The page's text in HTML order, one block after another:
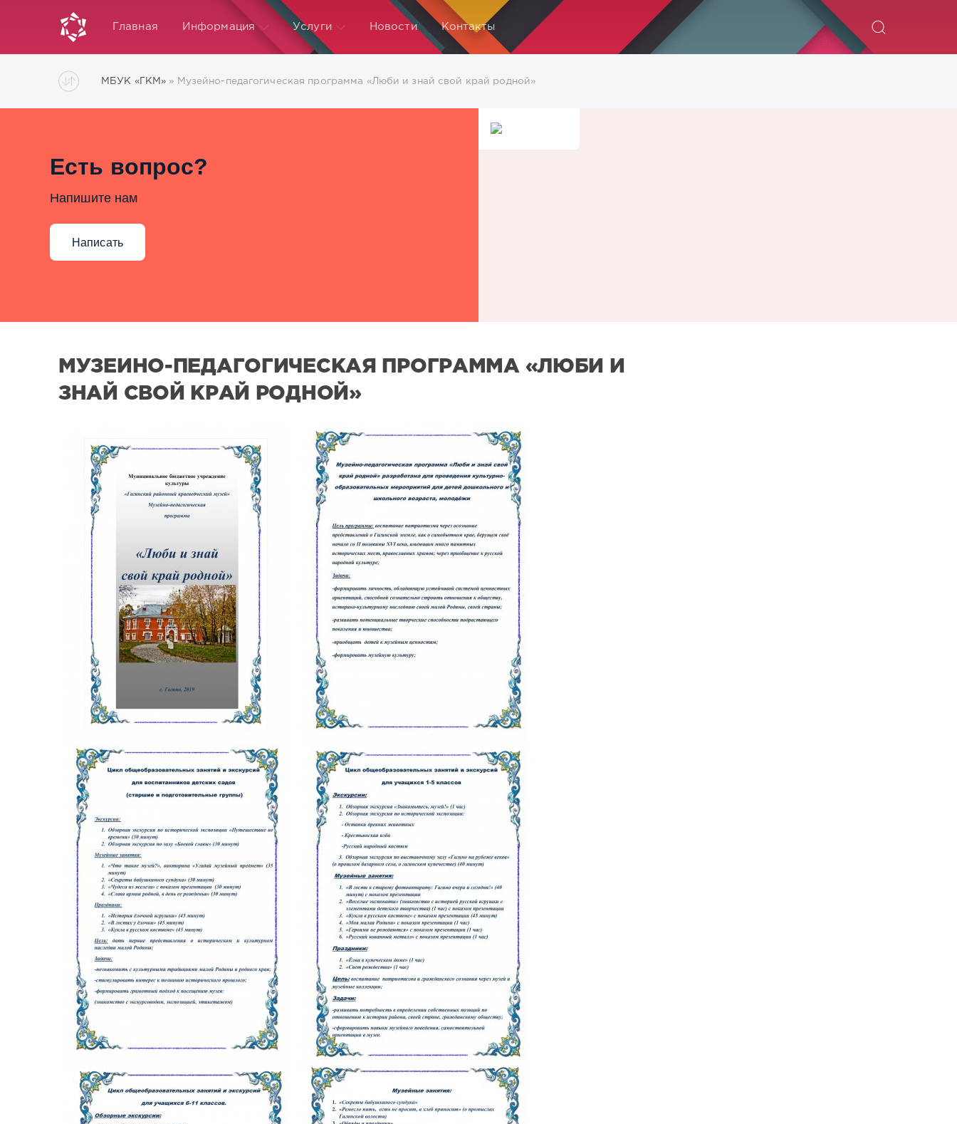
ИСКАТЬ
Главная Информация Услуги Новости Контакты
МБУК «ГКМ» » Музейно-педагогическая программа «Люби и знай свой край родной»
Есть вопрос?
Напишите нам
Написать
МУЗЕЙНО-ПЕДАГОГИЧЕСКАЯ ПРОГРАММА «ЛЮБИ И
ЗНАЙ СВОЙ КРАЙ РОДНОЙ»